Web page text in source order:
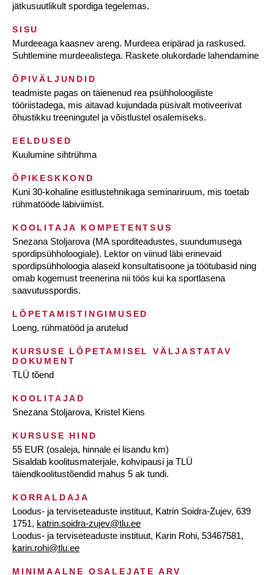
jätkusuutlikult spordiga tegelemas.
SISU
Murdeeaga kaasnev areng. Murdeea eripärad ja raskused.
Suhtlemine murdeealistega. Raskete olukordade lahendamine
ÕPIVÄLJUNDID
teadmiste pagas on täienenud rea psühholoogiliste
tööriistadega, mis aitavad kujundada püsivalt motiveerivat
õhustikku treeningutel ja võistlustel osalemiseks.
EELDUSED
Kuulumine sihtrühma
ÕPIKESKKOND
Kuni 30-kohaline esitlustehnikaga seminariruum, mis toetab
rühmatööde läbiviimist.
KOOLITAJA KOMPETENTSUS
Snezana Stoljarova (MA sporditeadustes, suundumusega
spordipsühholoogiale). Lektor on viinud läbi erinevaid
spordipsühholoogia alaseid konsultatisoone ja töötubasid ning
omab kogemust treenerina nii töös kui ka sportlasena
saavutusspordis.
LÕPETAMISTINGIMUSED
Loeng, rühmatööd ja arutelud
KURSUSE LÕPETAMISEL VÄLJASTATAV
DOKUMENT
TLÜ tõend
KOOLITAJAD
Snezana Stoljarova, Kristel Kiens
KURSUSE HIND
55 EUR (osaleja, hinnale ei lisandu km)
Sisaldab koolitusmaterjale, kohvipausi ja TLÜ
täiendkoolitustõendid mahus 5 ak tundi.
KORRALDAJA
Loodus- ja terviseteaduste instituut, Katrin Soidra-Zujev, 639
1751, katrin.soidra-zujev@tlu.ee
Loodus- ja terviseteaduste instituut, Karin Rohi, 53467581,
karin.rohi@tlu.ee
MINIMAALNE OSALEJATE ARV